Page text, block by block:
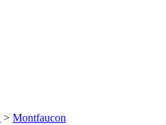
> Montfaucon